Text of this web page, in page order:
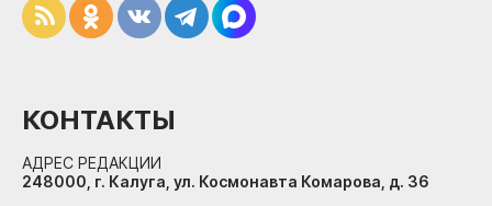
КОНТАКТЫ
АДРЕС РЕДАКЦИИ
248000, г. Калуга, ул. Космонавта Комарова, д. 36